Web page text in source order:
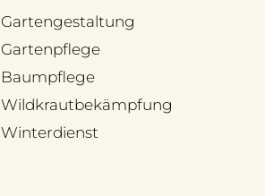
Gartengestaltung
Gartenpflege
Baumpflege
Wildkrautbekämpfung
Winterdienst